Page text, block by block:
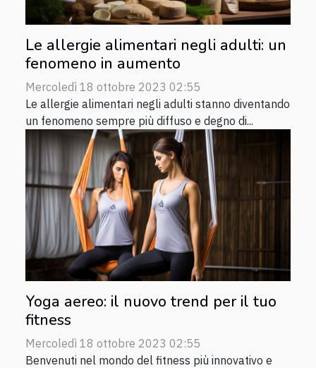
Le allergie alimentari negli adulti: un
fenomeno in aumento
Mercoledì 18 ottobre 2023 02:55
Le allergie alimentari negli adulti stanno diventando
un fenomeno sempre più diffuso e degno di...
Yoga aereo: il nuovo trend per il tuo
fitness
Mercoledì 18 ottobre 2023 02:55
Benvenuti nel mondo del fitness più innovativo e